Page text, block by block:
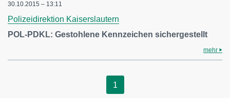
30.10.2015 – 13:11
Polizeidirektion Kaiserslautern
POL-PDKL: Gestohlene Kennzeichen sichergestellt
mehr
1